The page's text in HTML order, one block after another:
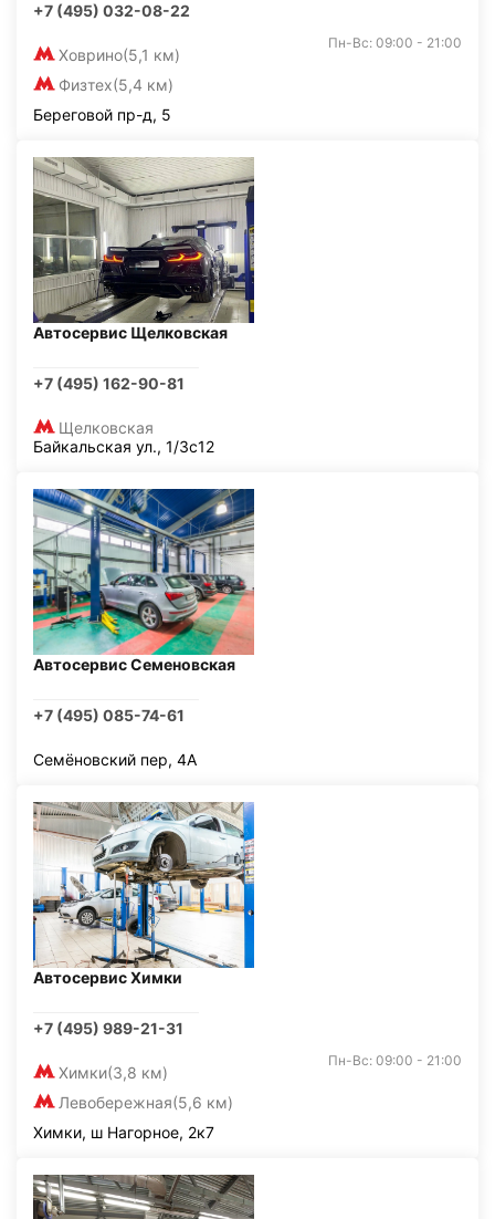
+7 (495) 032-08-22
Ховрино(5,1 км)
Физтех(5,4 км)
Пн-Вс: 09:00 - 21:00
Береговой пр-д, 5
Автосервис Щелковская
+7 (495) 162-90-81
Щелковская
Байкальская ул., 1/3с12
Автосервис Семеновская
+7 (495) 085-74-61
Семёновский пер, 4А
Автосервис Химки
+7 (495) 989-21-31
Химки(3,8 км)
Левобережная(5,6 км)
Пн-Вс: 09:00 - 21:00
Химки, ш Нагорное, 2к7